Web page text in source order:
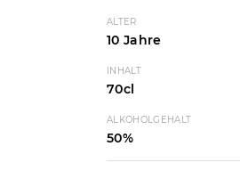
ALTER
10 Jahre
INHALT
70cl
ALKOHOLGEHALT
50%